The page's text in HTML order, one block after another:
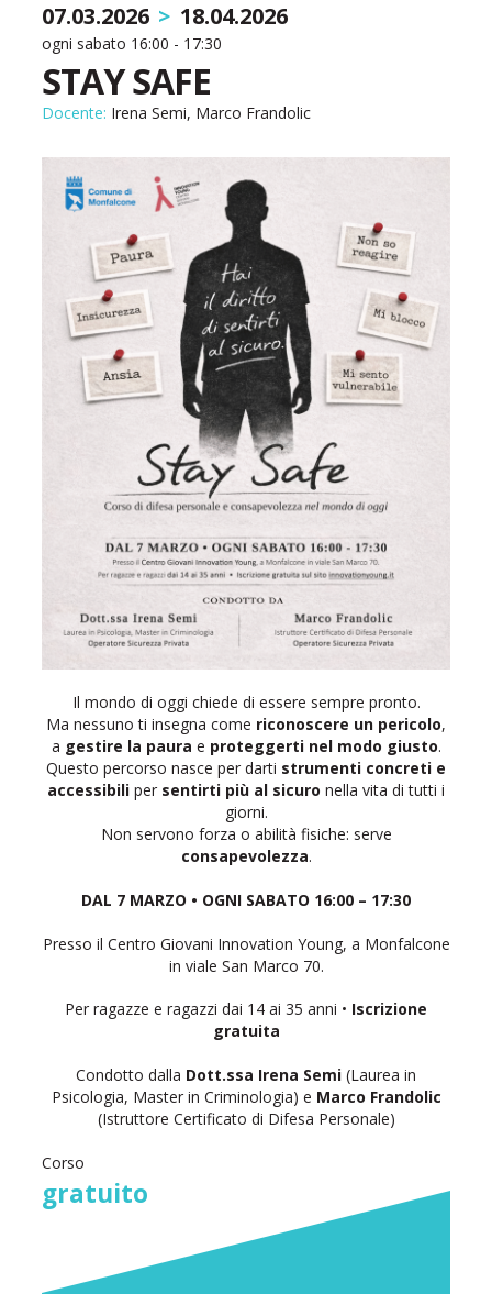
07.03.2026 > 18.04.2026
ogni sabato 16:00 - 17:30
STAY SAFE
Docente: Irena Semi, Marco Frandolic
Il mondo di oggi chiede di essere sempre pronto.
Ma nessuno ti insegna come riconoscere un pericolo,
a gestire la paura e proteggerti nel modo giusto.
Questo percorso nasce per darti strumenti concreti e
accessibili per sentirti più al sicuro nella vita di tutti i
giorni.
Non servono forza o abilità fisiche: serve
consapevolezza.
DAL 7 MARZO • OGNI SABATO 16:00 – 17:30
Presso il Centro Giovani Innovation Young, a Monfalcone
in viale San Marco 70.
Per ragazze e ragazzi dai 14 ai 35 anni • Iscrizione
gratuita
Condotto dalla Dott.ssa Irena Semi (Laurea in
Psicologia, Master in Criminologia) e Marco Frandolic
(Istruttore Certificato di Difesa Personale)
Corso
gratuito